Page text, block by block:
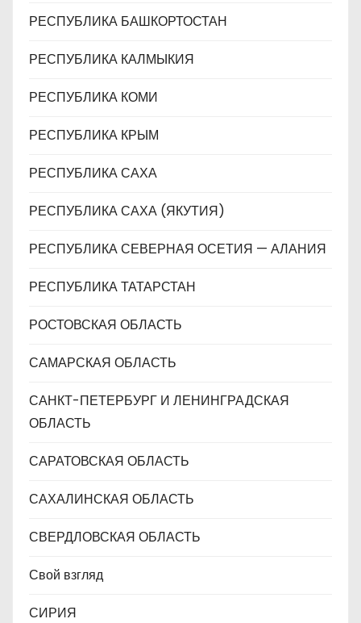
РЕСПУБЛИКА БАШКОРТОСТАН
РЕСПУБЛИКА КАЛМЫКИЯ
РЕСПУБЛИКА КОМИ
РЕСПУБЛИКА КРЫМ
РЕСПУБЛИКА САХА
РЕСПУБЛИКА САХА (ЯКУТИЯ)
РЕСПУБЛИКА СЕВЕРНАЯ ОСЕТИЯ — АЛАНИЯ
РЕСПУБЛИКА ТАТАРСТАН
РОСТОВСКАЯ ОБЛАСТЬ
САМАРСКАЯ ОБЛАСТЬ
САНКТ-ПЕТЕРБУРГ И ЛЕНИНГРАДСКАЯ
ОБЛАСТЬ
САРАТОВСКАЯ ОБЛАСТЬ
САХАЛИНСКАЯ ОБЛАСТЬ
СВЕРДЛОВСКАЯ ОБЛАСТЬ
Свой взгляд
СИРИЯ